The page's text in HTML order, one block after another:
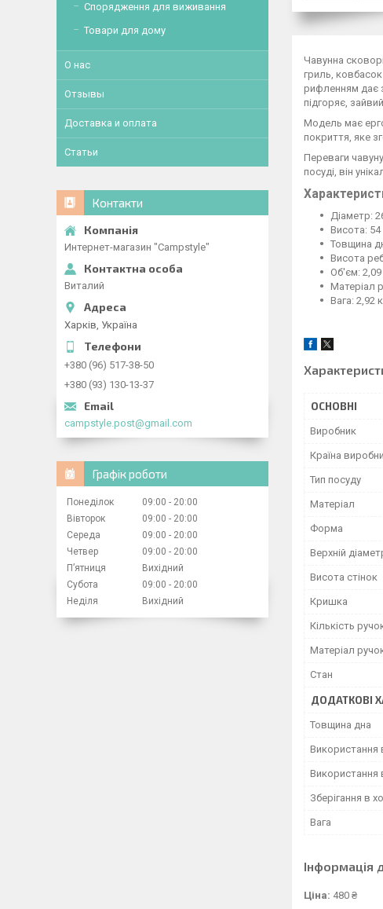
Чавунна
гриль,
рифленням дає
підгоряє,
Модель має
покриття, яке
Переваги
посуді, він
Діаметр:
Висота:
Товщина
Висота
Об'єм: 2,09
Матеріал
Вага: 2,92
ОСНОВНІ
Виробник
Країна
Тип посуду
Матеріал
Форма
Верхній
Висота стінок
Кришка
Кількість
Матеріал
Стан
ДОДАТКОВІ
Товщина дна
Використання
Використання
Зберігання в
Вага
Інформація
Ціна: 480 ₴
Спорядження для виживання
Товари для дому
О нас
Отзывы
Доставка и оплата
Статьи
Контакти
Интернет-магазин "Campstyle"
Виталий
Харків, Україна
+380 (96) 517-38-50
+380 (93) 130-13-37
campstyle.post@gmail.com
Графік роботи
Понеділок 09:00
20:00
Вівторок
09:00
20:00
Середа
09:00
20:00
Четвер
09:00
20:00
Пʼятниця
Вихідний
Субота
09:00
20:00
Неділя
Вихідний